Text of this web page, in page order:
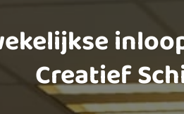
Creatief